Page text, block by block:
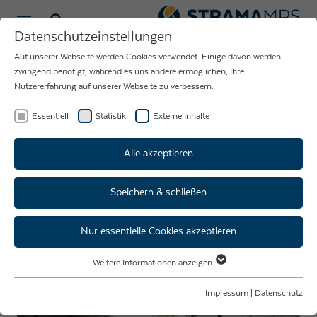
NEUIGKEITEN
RUND UM DAS
UNTERNEHMEN
STRAMA-MPS
Herzlich Willkommen bei der
Strama Group!
Datenschutzeinstellungen
Auf unserer Webseite werden Cookies verwendet. Einige davon werden
zwingend benötigt, während es uns andere ermöglichen, Ihre
Nutzererfahrung auf unserer Webseite zu verbessern.
Essentiell Statistik Externe Inhalte
Alle akzeptieren
Speichern & schließen
Nur essentielle Cookies akzeptieren
Essentielle Cookies werden für grundlegende Funktionen der Webseite
Weitere Informationen anzeigen
Impressum Datenschutz